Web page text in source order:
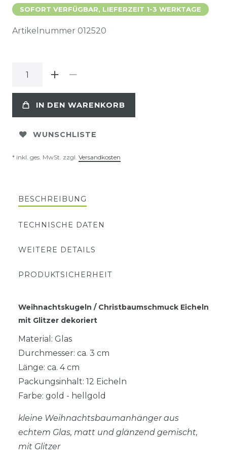
SOFORT VERFÜGBAR, LIEFERZEIT 1-3 WERKTAGE
Artikelnummer 012520
IN DEN WARENKORB
WUNSCHLISTE
* inkl. ges. MwSt. zzgl. Versandkosten
BESCHREIBUNG
TECHNISCHE DATEN
WEITERE DETAILS
PRODUKTSICHERHEIT
Weihnachtskugeln / Christbaumschmuck Eicheln
mit Glitzer dekoriert
Material: Glas
Durchmesser: ca. 3 cm
Länge: ca. 4 cm
Packungsinhalt: 12 Eicheln
Farbe: gold - hellgold
kleine Weihnachtsbaumanhänger aus
echtem Glas, matt und glänzend gemischt,
mit Glitzer